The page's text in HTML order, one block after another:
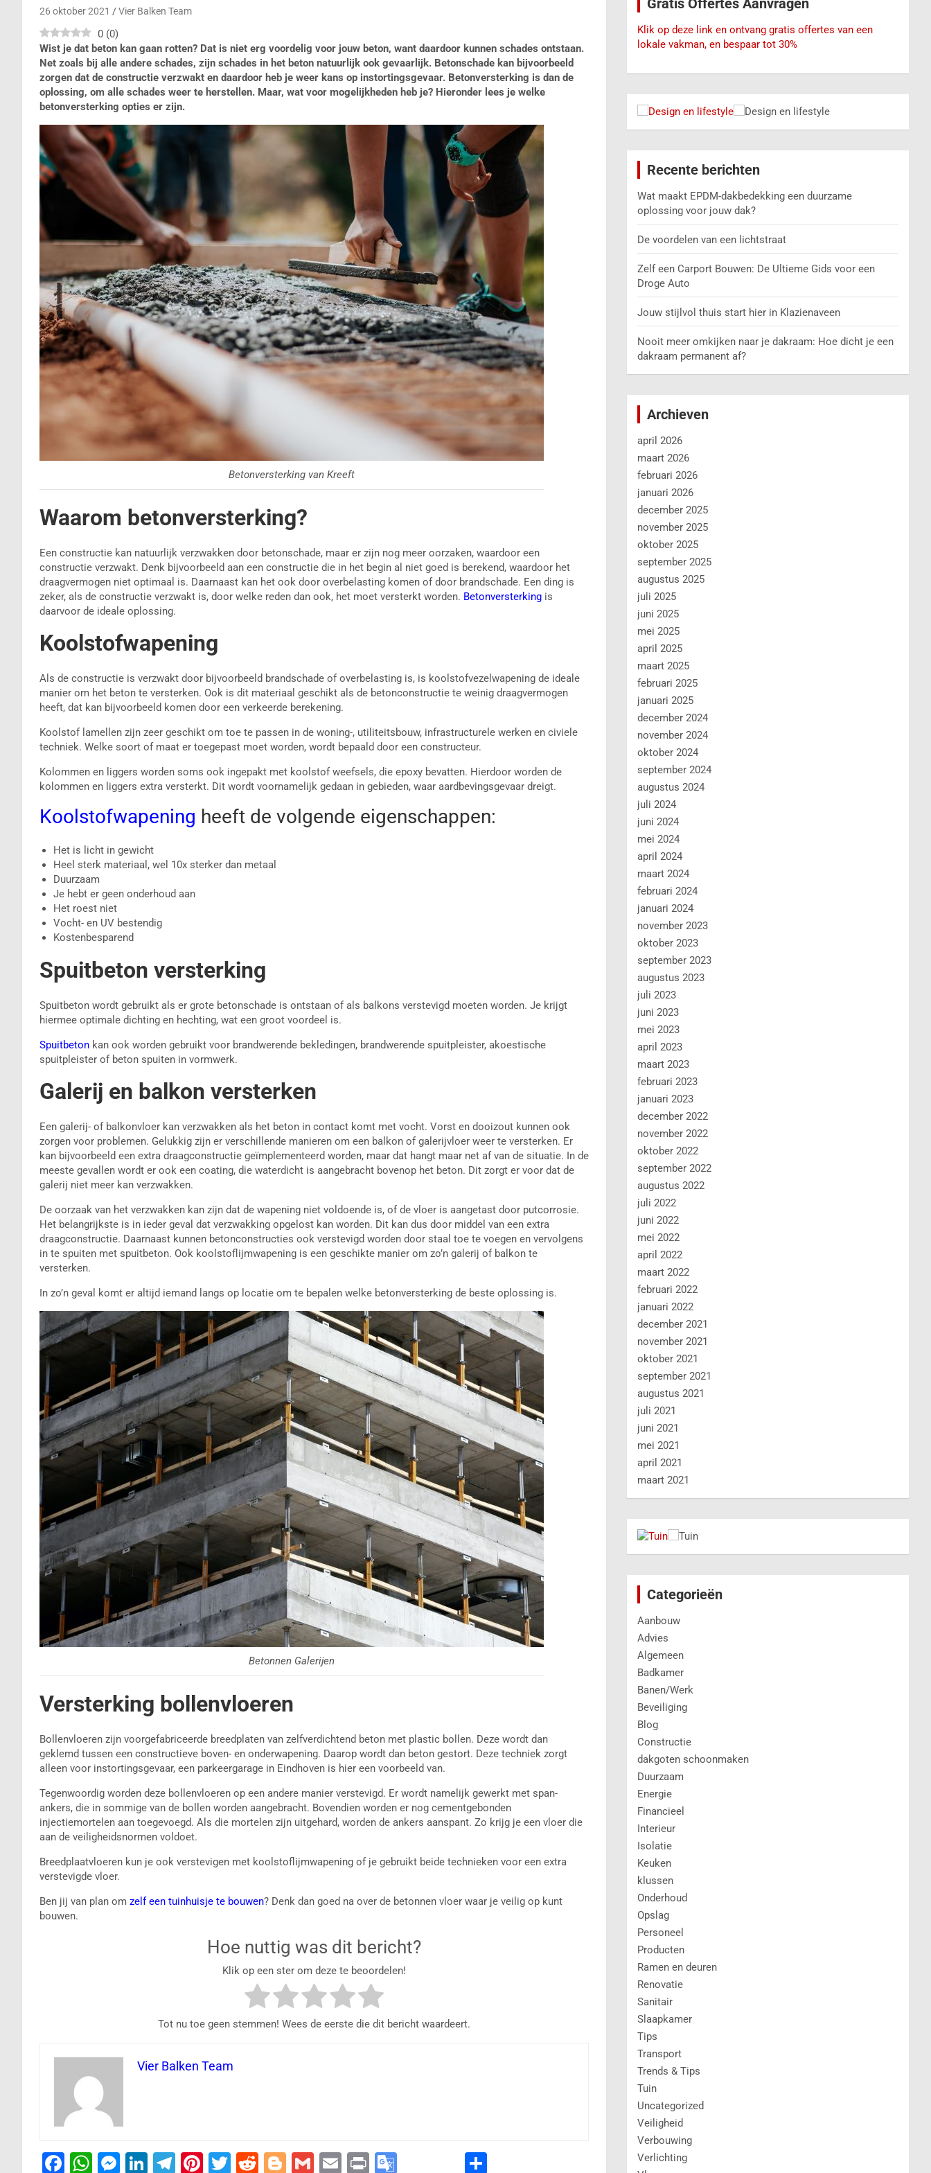
26 oktober 2021 Vier Balken Team
0 (0)
Wist je dat beton kan gaan rotten? Dat is niet erg voordelig voor jouw beton, want daardoor kunnen schades ontstaan.
Net zoals bij alle andere schades, zijn schades in het beton natuurlijk ook gevaarlijk. Betonschade kan bijvoorbeeld
zorgen dat de constructie verzwakt en daardoor heb je weer kans op instortingsgevaar. Betonversterking is dan de
oplossing, om alle schades weer te herstellen. Maar, wat voor mogelijkheden heb je? Hieronder lees je welke
betonversterking opties er zijn.
Betonversterking van Kreeft
Waarom betonversterking?
Een constructie kan natuurlijk verzwakken door betonschade, maar er zijn nog meer oorzaken, waardoor een
constructie verzwakt. Denk bijvoorbeeld aan een constructie die in het begin al niet goed is berekend, waardoor het
draagvermogen niet optimaal is. Daarnaast kan het ook door overbelasting komen of door brandschade. Een ding is
zeker, als de constructie verzwakt is, door welke reden dan ook, het moet versterkt worden. Betonversterking is
daarvoor de ideale oplossing.
Koolstofwapening
Als de constructie is verzwakt door bijvoorbeeld brandschade of overbelasting is, is koolstofvezelwapening de ideale
manier om het beton te versterken. Ook is dit materiaal geschikt als de betonconstructie te weinig draagvermogen
heeft, dat kan bijvoorbeeld komen door een verkeerde berekening.
Koolstof lamellen zijn zeer geschikt om toe te passen in de woning-, utiliteitsbouw, infrastructurele werken en civiele
techniek. Welke soort of maat er toegepast moet worden, wordt bepaald door een constructeur.
Kolommen en liggers worden soms ook ingepakt met koolstof weefsels, die epoxy bevatten. Hierdoor worden de
kolommen en liggers extra versterkt. Dit wordt voornamelijk gedaan in gebieden, waar aardbevingsgevaar dreigt.
Koolstofwapening heeft de volgende eigenschappen:
Het is licht in gewicht
Heel sterk materiaal, wel 10x sterker dan metaal
Duurzaam
Je hebt er geen onderhoud aan
Het roest niet
Vocht- en UV bestendig
Kostenbesparend
Spuitbeton versterking
Spuitbeton wordt gebruikt als er grote betonschade is ontstaan of als balkons verstevigd moeten worden. Je krijgt
hiermee optimale dichting en hechting, wat een groot voordeel is.
Spuitbeton kan ook worden gebruikt voor brandwerende bekledingen, brandwerende spuitpleister, akoestische
spuitpleister of beton spuiten in vormwerk.
Galerij en balkon versterken
Een galerij- of balkonvloer kan verzwakken als het beton in contact komt met vocht. Vorst en dooizout kunnen ook
zorgen voor problemen. Gelukkig zijn er verschillende manieren om een balkon of galerijvloer weer te versterken. Er
kan bijvoorbeeld een extra draagconstructie geïmplementeerd worden, maar dat hangt maar net af van de situatie. In de
meeste gevallen wordt er ook een coating, die waterdicht is aangebracht bovenop het beton. Dit zorgt er voor dat de
galerij niet meer kan verzwakken.
De oorzaak van het verzwakken kan zijn dat de wapening niet voldoende is, of de vloer is aangetast door putcorrosie.
Het belangrijkste is in ieder geval dat verzwakking opgelost kan worden. Dit kan dus door middel van een extra
draagconstructie. Daarnaast kunnen betonconstructies ook verstevigd worden door staal toe te voegen en vervolgens
in te spuiten met spuitbeton. Ook koolstoflijmwapening is een geschikte manier om zo’n galerij of balkon te
versterken.
In zo’n geval komt er altijd iemand langs op locatie om te bepalen welke betonversterking de beste oplossing is.
Betonnen Galerijen
Versterking bollenvloeren
Bollenvloeren zijn voorgefabriceerde breedplaten van zelfverdichtend beton met plastic bollen. Deze wordt dan
geklemd tussen een constructieve boven- en onderwapening. Daarop wordt dan beton gestort. Deze techniek zorgt
alleen voor instortingsgevaar, een parkeergarage in Eindhoven is hier een voorbeeld van.
Tegenwoordig worden deze bollenvloeren op een andere manier verstevigd. Er wordt namelijk gewerkt met span-
ankers, die in sommige van de bollen worden aangebracht. Bovendien worden er nog cementgebonden
injectiemortelen aan toegevoegd. Als die mortelen zijn uitgehard, worden de ankers aanspant. Zo krijg je een vloer die
aan de veiligheidsnormen voldoet.
Breedplaatvloeren kun je ook verstevigen met koolstoflijmwapening of je gebruikt beide technieken voor een extra
verstevigde vloer.
Ben jij van plan om zelf een tuinhuisje te bouwen? Denk dan goed na over de betonnen vloer waar je veilig op kunt
bouwen.
Hoe nuttig was dit bericht?
Klik op een ster om deze te beoordelen!
Tot nu toe geen stemmen! Wees de eerste die dit bericht waardeert.
Vier Balken Team
F
W M Li
T
Pi T
R
Bl G
E
Pr
Gratis Offertes Aanvragen
Klik op deze link en ontvang gratis offertes van een
lokale vakman, en bespaar tot 30%
Recente berichten
Wat maakt EPDM-dakbedekking een duurzame
oplossing voor jouw dak?
De voordelen van een lichtstraat
Zelf een Carport Bouwen: De Ultieme Gids voor een
Droge Auto
Jouw stijlvol thuis start hier in Klazienaveen
Nooit meer omkijken naar je dakraam: Hoe dicht je een
dakraam permanent af?
Archieven
april 2026
maart 2026
februari 2026
januari 2026
december 2025
november 2025
oktober 2025
september 2025
augustus 2025
juli 2025
juni 2025
mei 2025
april 2025
maart 2025
februari 2025
januari 2025
december 2024
november 2024
oktober 2024
september 2024
augustus 2024
juli 2024
juni 2024
mei 2024
april 2024
maart 2024
februari 2024
januari 2024
november 2023
oktober 2023
september 2023
augustus 2023
juli 2023
juni 2023
mei 2023
april 2023
maart 2023
februari 2023
januari 2023
december 2022
november 2022
oktober 2022
september 2022
augustus 2022
juli 2022
juni 2022
mei 2022
april 2022
maart 2022
februari 2022
januari 2022
december 2021
november 2021
oktober 2021
september 2021
augustus 2021
juli 2021
juni 2021
mei 2021
april 2021
maart 2021
Categorieën
Aanbouw
Advies
Algemeen
Badkamer
Banen/Werk
Beveiliging
Blog
Constructie
dakgoten schoonmaken
Duurzaam
Energie
Financieel
Interieur
Isolatie
Keuken
klussen
Onderhoud
Opslag
Personeel
Producten
Ramen en deuren
Renovatie
Sanitair
Slaapkamer
Tips
Transport
Trends & Tips
Tuin
Uncategorized
Veiligheid
Verbouwing
Verlichting